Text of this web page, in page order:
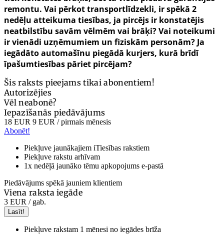
remontu. Vai pērkot transportlīdzekli, ir spēkā 2
nedēļu atteikuma tiesības, ja pircējs ir konstatējis
neatbilstību savām vēlmēm vai brāķi? Vai noteikumi
ir vienādi uzņēmumiem un fiziskām personām? Ja
iegādāto automašīnu piegādā kurjers, kurā brīdī
īpašumtiesības pāriet pircējam?
Šis raksts pieejams tikai abonentiem!
Autorizējies
Vēl neabonē?
Iepazīšanās piedāvājums
18 EUR 9 EUR / pirmais mēnesis
Abonēt!
Piekļuve jaunākajiem iTiesības rakstiem
Piekļuve rakstu arhīvam
1x nedēļā jaunāko tēmu apkopojums e-pastā
Piedāvājums spēkā jauniem klientiem
Viena raksta iegāde
3 EUR / gab.
Lasīt!
Piekļuve rakstam 1 mēnesi no iegādes brīža